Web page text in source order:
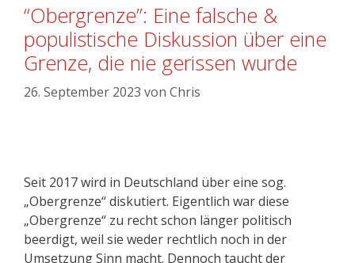
“Obergrenze”: Eine falsche &
populistische Diskussion über eine
Grenze, die nie gerissen wurde
26. September 2023 von Chris
Seit 2017 wird in Deutschland über eine sog.
„Obergrenze“ diskutiert. Eigentlich war diese
„Obergrenze“ zu recht schon länger politisch
beerdigt, weil sie weder rechtlich noch in der
Umsetzung Sinn macht. Dennoch taucht der